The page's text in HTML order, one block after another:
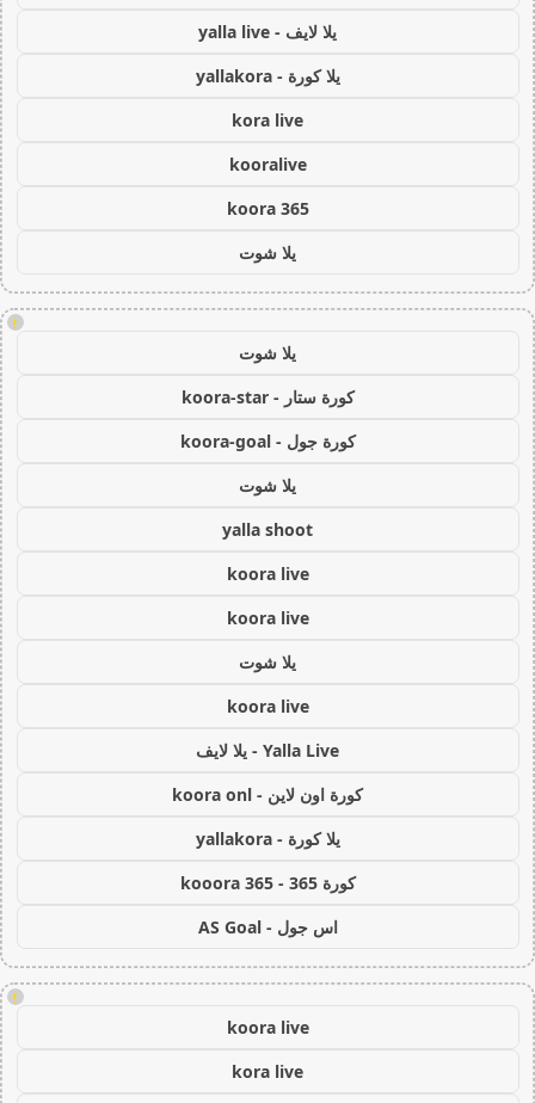
يلا لايف - yalla live
يلا كورة - yallakora
kora live
kooralive
koora 365
يلا شوت
!
يلا شوت
كورة ستار - koora-star
كورة جول - koora-goal
يلا شوت
yalla shoot
koora live
koora live
يلا شوت
koora live
Yalla Live - يلا لايف
كورة اون لاين - koora onl
يلا كورة - yallakora
كورة 365 - kooora 365
اس جول - AS Goal
!
koora live
kora live